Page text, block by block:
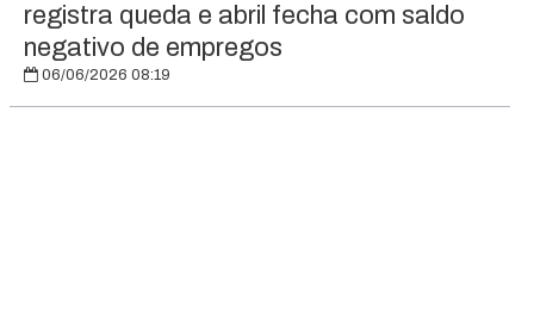
registra queda e abril fecha com saldo
negativo de empregos
06/06/2026 08:19